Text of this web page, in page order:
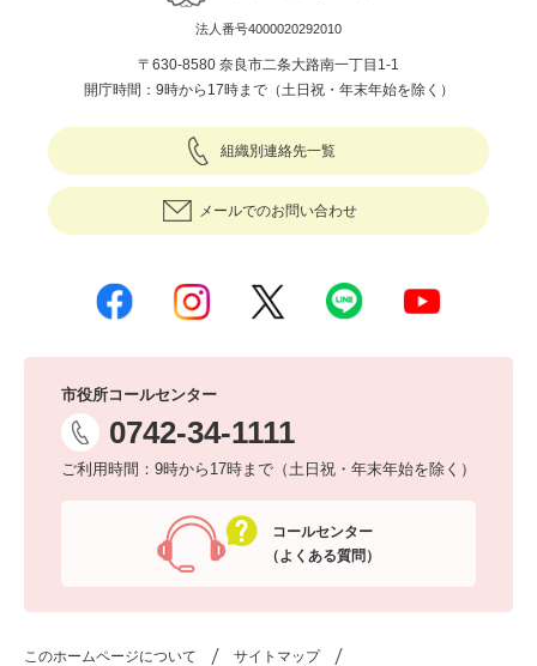
法人番号4000020292010
〒630-8580 奈良市二条大路南一丁目1-1
開庁時間：9時から17時まで（土日祝・年末年始を除く）
組織別連絡先一覧
メールでのお問い合わせ
市役所コールセンター
0742-34-1111
ご利用時間：9時から17時まで（土日祝・年末年始を除く）
コールセンター
（よくある質問）
このホームページについて サイトマップ